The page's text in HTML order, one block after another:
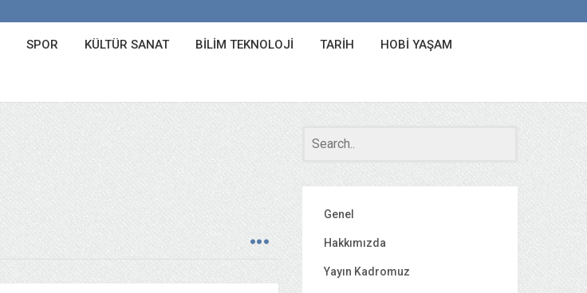
SPOR KÜLTÜR SANAT BILIM TEKNOLOJI TARIH HOBI YAŞAM
Genel
Hakkımızda
Yayın Kadromuz